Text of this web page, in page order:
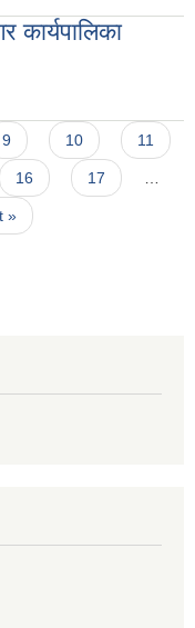
9 10 11
16 17 …
»